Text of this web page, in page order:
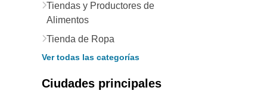
Tiendas y Productores de
Alimentos
Tienda de Ropa
Ver todas las categorías
Ciudades principales